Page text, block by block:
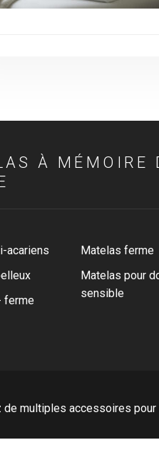
À MÉMOIRE
acariens
ferme
Matelas ferme
Matelas pour
sensible
de multiples accessoires